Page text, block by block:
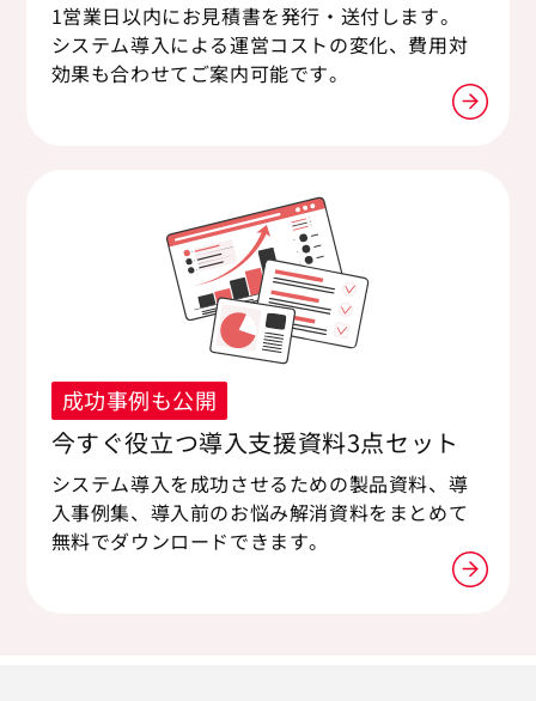
1営業日以内にお見積書を発行・送付します。
システム導入による運営コストの変化、費用対
効果も合わせてご案内可能です。
成功事例も公開
今すぐ役立つ導入支援資料3点セット
システム導入を成功させるための製品資料、導
入事例集、導入前のお悩み解消資料をまとめて
無料でダウンロードできます。